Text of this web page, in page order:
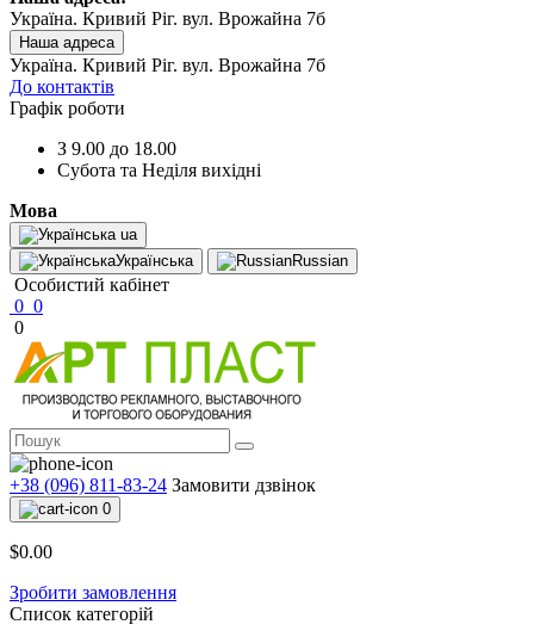
Україна. Кривий Ріг. вул. Врожайна 7б
Наша адреса
Україна. Кривий Ріг. вул. Врожайна 7б
До контактів
Графік роботи
З 9.00 до 18.00
Субота та Неділя вихідні
Мова
ua
Українська
Russian
Особистий кабінет
0 0
0
+38 (096) 811-83-24 Замовити дзвінок
0
$0.00
Зробити замовлення
Список категорій